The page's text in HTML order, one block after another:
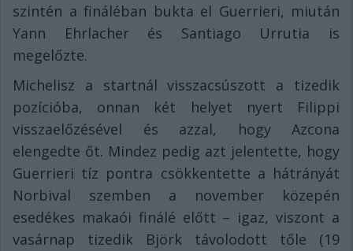
szintén a fináléban bukta el Guerrieri, miután
Yann Ehrlacher és Santiago Urrutia is
megelőzte.
Michelisz a startnál visszacsúszott a tizedik
pozícióba, onnan két helyet nyert Filippi
visszaelőzésével és azzal, hogy Azcona
elengedte őt. Mindez pedig azt jelentette, hogy
Guerrieri tíz pontra csökkentette a hátrányát
Norbival szemben a november közepén
esedékes makaói finálé előtt – igaz, viszont a
vasárnap tizedik Björk távolodott tőle (19